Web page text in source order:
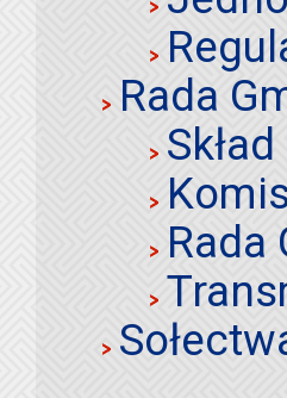
Rada
Rada